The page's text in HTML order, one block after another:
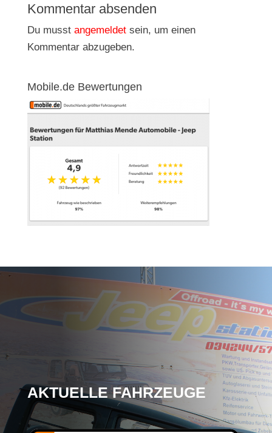
Kommentar absenden
Du musst angemeldetsein, um einen
Kommentar abzugeben.
Mobile.de Bewertungen
AKTUELLE FAHRZEUGE